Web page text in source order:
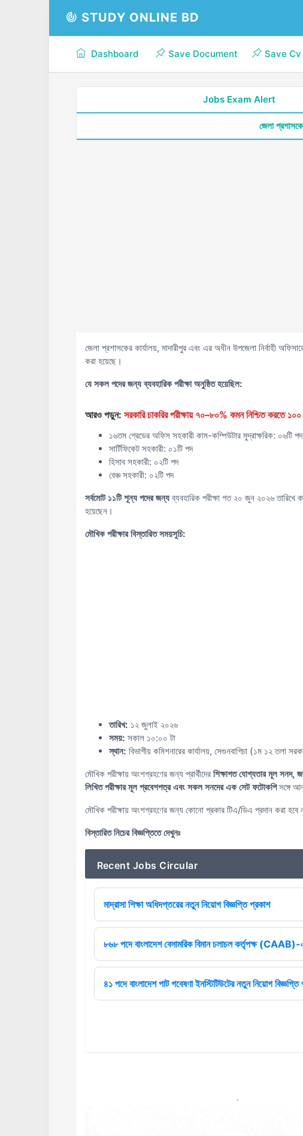
STUDY ONLINE BD
Dashboard Save Document Save Cv
Jobs Exam Alert
জেলা
জেলা প্রশাসকের কার্যালয়, মাদারীপুর এবং এর অধীন উপজেলা নির্বাহী
করা হয়েছে।
যে সকল পদের জন্য ব্যবহারিক পরীক্ষা অনুষ্ঠিত হয়েছিল:
আরও পড়ুন: সরকারি চাকরির পরীক্ষায় ৭০–৮০% কমন নিশ্চিত করতে
১৬তম গ্রেডের অফিস সহকারী কাম-কম্পিউটার মুদ্রাক্ষরিক: ০৬টি পদ
সার্টিফিকেট সহকারী: ০১টি পদ
হিসাব সহকারী: ০২টি পদ
বেঞ্চ সহকারী: ০২টি পদ
সর্বমোট ১১টি শূন্য পদের জন্যব্যবহারিক পরীক্ষা গত ২০ জুন ২০২৬ তারিখে
হয়েছেন।
মৌখিক পরীক্ষার বিস্তারিত সময়সূচি:
তারিখ: ১২ জুলাই ২০২৬
সময়: সকাল ১০:০০ টা
স্থান: বিভাগীয় কমিশনারের কার্যালয়, সেগুনবাগিচা (১ম ১২ তলা
মৌখিক পরীক্ষায় অংশগ্রহণের জন্য প্রার্থীদের শিক্ষাগত যোগ্যতার মূল সনদ,
লিখিত পরীক্ষার মূল প্রবেশপত্র এবং সকল সনদের এক সেট ফটোকপিসঙ্গে
মৌখিক পরীক্ষায় অংশগ্রহণের জন্য কোনো প্রকার টিএ/ডিএ প্রদান করা হবে
বিস্তারিত নিচের বিজ্ঞপ্তিতে দেখুনঃ
Recent Jobs Circular
মাদ্রাসা শিক্ষা অধিদপ্তরের নতুন নিয়োগ বিজ্ঞপ্তি প্রকাশ
৮৬৮ পদে বাংলাদেশ বেসামরিক বিমান চলাচল কর্তৃপক্ষ
৪১ পদে বাংলাদেশ পাট গবেষণা ইনস্টিটিউটের নতুন নিয়োগ বিজ্ঞপ্তি